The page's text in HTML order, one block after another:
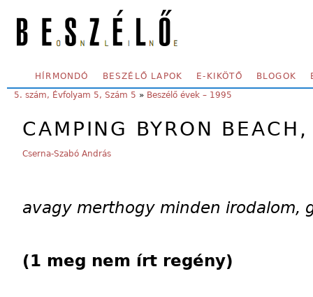
SECONDARY MENU
HÍRMONDÓ BESZÉLŐ LAPOK E-KIKÖTŐ BLOGOK
YOU ARE HERE:
5. szám, Évfolyam 5, Szám 5 » Beszélő évek – 1995
CAMPING BYRON BEACH,
Cserna-Szabó András
avagy merthogy minden irodalom,
(1 meg nem írt regény)